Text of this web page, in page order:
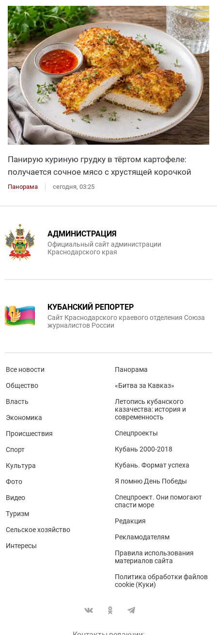
Панирую куриную грудку в тёртом картофеле:
получается сочное мясо с хрустящей корочкой
Панорама сегодня, 03:25
АДМИНИСТРАЦИЯ
Официальный сайт администрации
Краснодарского края
КУБАНСКИЙ РЕПОРТЕР
Сайт Краснодарского краевого отделения Союза
журналистов России
Все новости
Общество
Власть
Экономика
Происшествия
Спорт
Культура
Фото
Видео
Туризм
Сельское хозяйство
Интересы
Панорама
«Битва за Кавказ»
Летопись кубанского
казачества: история и
современность
Спецпроекты
Кубань 2000-2018
Кубань. Формат успеха
Я помню День Победы
Спецпроект. Они помогают
спасти море
Редакция
Рекламодателям
Правила использования
материалов сайта
Политика обработки файлов
cookie (Куки)